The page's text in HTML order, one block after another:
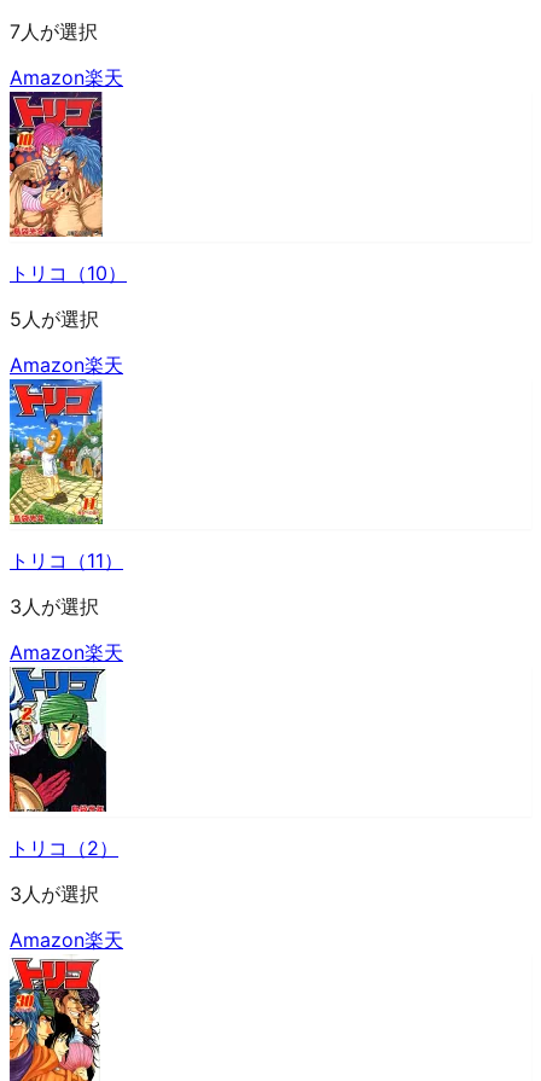
7人が選択
Amazon楽天
トリコ（10）
5人が選択
Amazon楽天
トリコ（11）
3人が選択
Amazon楽天
トリコ（2）
3人が選択
Amazon楽天